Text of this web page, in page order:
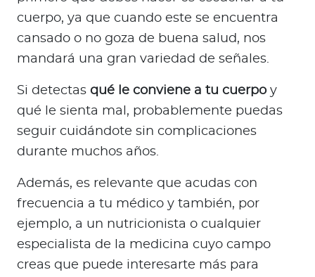
d
u
Ingresar a Mi Bupa
Para Clientes
Para Agentes
cuerpo, ya que cuando este se encuentra
cansado o no goza de buena salud, nos
mandará una gran variedad de señales.
Si detectas qué le conviene a tu cuerpoy
qué le sienta mal, probablemente puedas
seguir cuidándote sin complicaciones
durante muchos años.
Además, es relevante que acudas con
frecuencia a tu médico y también, por
ejemplo, a un nutricionista o cualquier
especialista de la medicina cuyo campo
creas que puede interesarte más para